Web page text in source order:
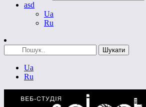
asd
Ua
Ru
Ua
Ru